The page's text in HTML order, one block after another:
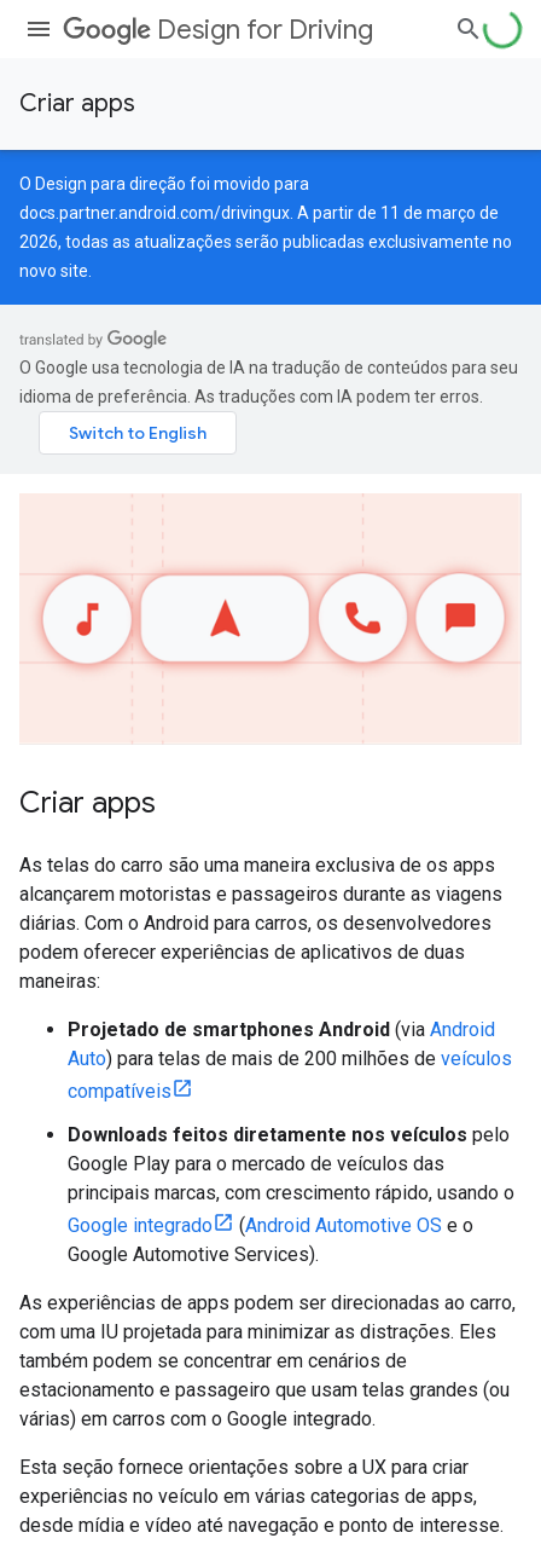
Design for Driving
Criar apps
O Design para direção foi movido para
docs.partner.android.com/drivingux . A partir de 11 de março de
2026, todas as atualizações serão publicadas exclusivamente no
novo site.
O Google usa tecnologia de IA na tradução de conteúdos para seu
idioma de preferência. As traduções com IA podem ter erros.
Criar apps
As telas do carro são uma maneira exclusiva de os apps
alcançarem motoristas e passageiros durante as viagens
diárias. Com o Android para carros, os desenvolvedores
podem oferecer experiências de aplicativos de duas
maneiras:
Projetado de smartphones Android (via Android
Auto) para telas de mais de 200 milhões de veículos
compatíveis
Downloads feitos diretamente nos veículos pelo
Google Play para o mercado de veículos das
principais marcas, com crescimento rápido, usando o
Google integrado
(Android Automotive OS e o
Google Automotive Services).
As experiências de apps podem ser direcionadas ao carro,
com uma IU projetada para minimizar as distrações. Eles
também podem se concentrar em cenários de
estacionamento e passageiro que usam telas grandes (ou
várias) em carros com o Google integrado.
Esta seção fornece orientações sobre a UX para criar
experiências no veículo em várias categorias de apps,
desde mídia e vídeo até navegação e ponto de interesse.